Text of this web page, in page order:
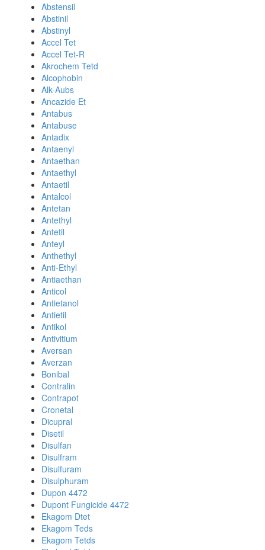
Abstensil
Abstinil
Abstinyl
Accel Tet
Accel Tet-R
Akrochem Tetd
Alcophobin
Alk-Aubs
Ancazide Et
Antabus
Antabuse
Antadix
Antaenyl
Antaethan
Antaethyl
Antaetil
Antalcol
Antetan
Antethyl
Antetil
Anteyl
Anthethyl
Anti-Ethyl
Antiaethan
Anticol
Antietanol
Antietil
Antikol
Antivitium
Aversan
Averzan
Bonibal
Contralin
Contrapot
Cronetal
Dicupral
Disetil
Disulfan
Disulfram
Disulfuram
Disulphuram
Dupon 4472
Dupont Fungicide 4472
Ekagom Dtet
Ekagom Teds
Ekagom Tetds